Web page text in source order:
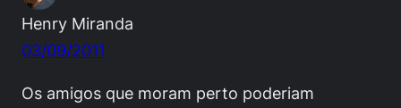
Henry Miranda
03/09/2011
Os amigos que moram perto poderiam